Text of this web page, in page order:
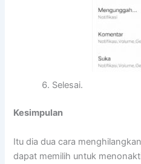
Selesai.
Kesimpulan
Itu dia dua cara
dapat memilih untuk